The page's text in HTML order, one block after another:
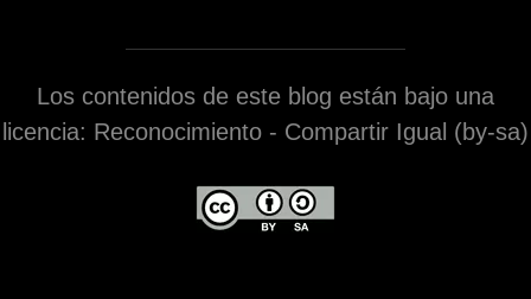
Los contenidos de este blog están bajo una
licencia: Reconocimiento - Compartir Igual (by-sa)